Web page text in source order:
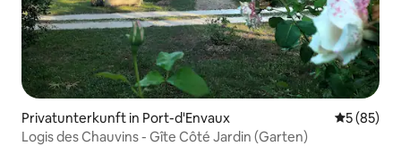
Privatunterkunft in Port-d'Envaux
5 (85)
Logis des Chauvins - Gîte Côté Jardin (Garten)